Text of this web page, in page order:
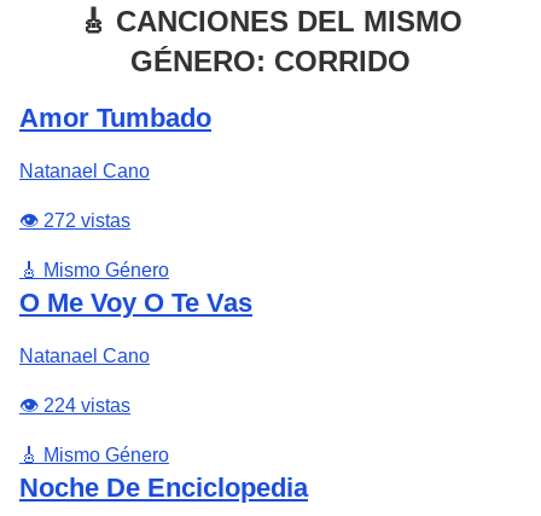
🎸 CANCIONES DEL MISMO
GÉNERO: CORRIDO
Amor Tumbado
Natanael Cano
👁️ 272 vistas
🎸 Mismo Género
O Me Voy O Te Vas
Natanael Cano
👁️ 224 vistas
🎸 Mismo Género
Noche De Enciclopedia